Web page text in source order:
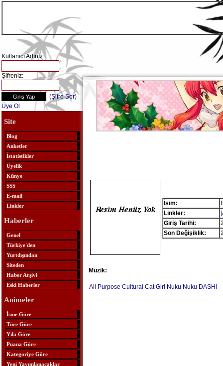
Kullanıcı Adınız:
Şifreniz:
(Şifre Sor)
Üye Ol
Site
Blog
Anketler
İstatistikler
Üyelik
Künye
SSS
E-mail
Linkler
Haberler
Genel
Türkiye'den
Yurtdışından
Siteden
Haber Arşivi
Eski Haberler
Animeler
İsme Göre
Türe Göre
Yıla Göre
Puana Göre
Kategoriye Göre
Yeni Yayımlanacaklar
İsim:
Linkler:
Giriş Tarihi:
Son Değişiklik:
Müzik:
All Purpose Cultural Cat Girl Nuku Nuku DASH!